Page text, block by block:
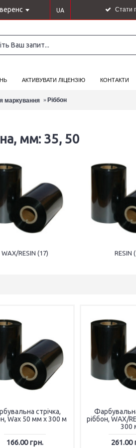
UA Стати
АКТИВУВАТИ ЛІЦЕНЗІЮ КОНТАКТИ
маркування Ріббон
мм: 35, 50
WAX/RESIN (17) RESIN
стрічка,
Wax 50 мм х 300 м
166.00 грн.
ріббон, WAX/
300
261.00